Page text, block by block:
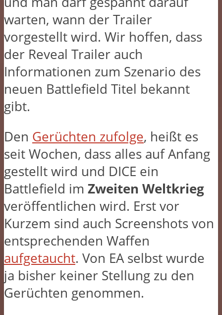
warten, wann der Trailer
vorgestellt wird. Wir hoffen, dass
der Reveal Trailer auch
Informationen zum Szenario des
neuen Battlefield Titel bekannt
gibt.
Den Gerüchten zufolge, heißt es
seit Wochen, dass alles auf Anfang
gestellt wird und DICE ein
Battlefield im Zweiten Weltkrieg
veröffentlichen wird. Erst vor
Kurzem sind auch Screenshots von
entsprechenden Waffen
aufgetaucht. Von EA selbst wurde
ja bisher keiner Stellung zu den
Gerüchten genommen.